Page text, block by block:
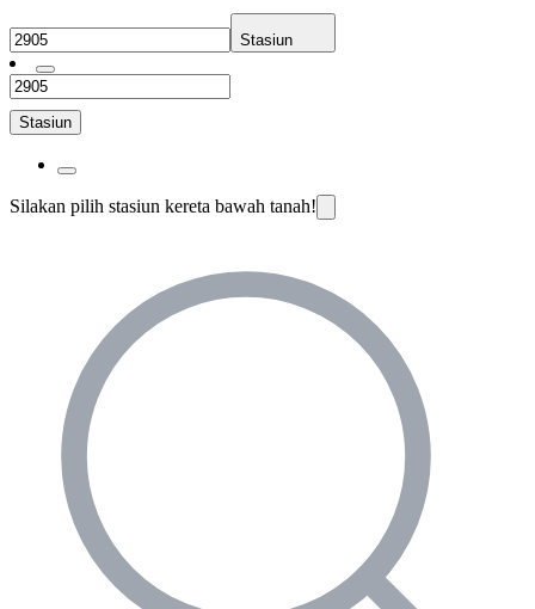
Stasiun
Stasiun
Silakan pilih stasiun kereta bawah tanah!